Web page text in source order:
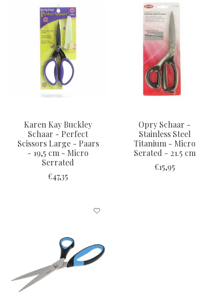
Karen Kay Buckley
Schaar - Perfect
Scissors Large - Paars
- 19,5 cm - Micro
Serrated
€47,35
Opry Schaar -
Stainless Steel
Titanium - Micro
Serated - 21.5 cm
€15,95